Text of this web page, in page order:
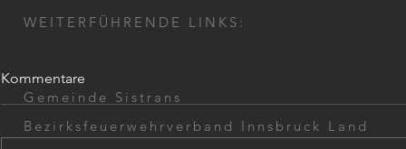
ASLA 2025
Kommentare
WEITERFÜHRENDE LINKS:
Gemeinde Sistrans
Bezirksfeuerwehrverband Innsbruck Land